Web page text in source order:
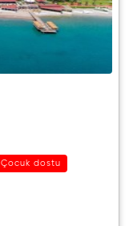
Çocuk dostu